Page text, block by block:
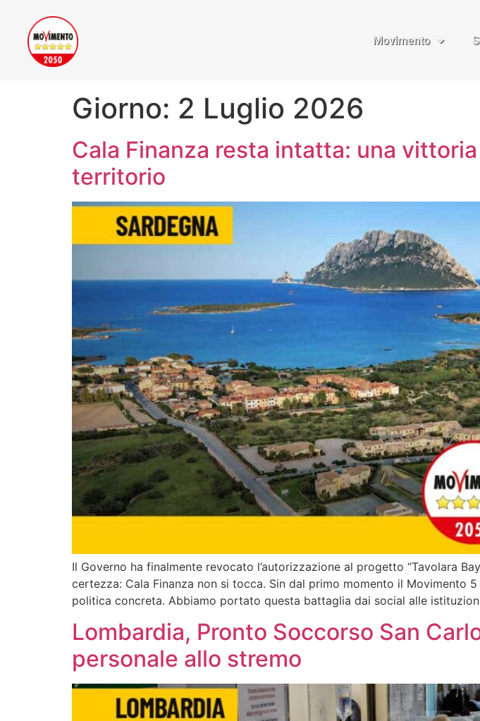
Movimento
Giorno: 2 Luglio 2026
Cala Finanza resta intatta: una
territorio
Il Governo ha finalmente revocato l’autorizzazione al progetto “Tavolara
certezza: Cala Finanza non si tocca. Sin dal primo momento il Movimento
politica concreta. Abbiamo portato questa battaglia dai social alle
Lombardia, Pronto Soccorso San
personale allo stremo